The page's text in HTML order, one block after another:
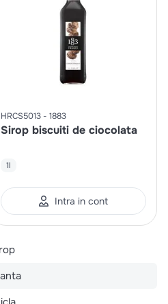
HRCS5013 1883
Sirop biscuiti de ciocolata
1l
Intra in cont